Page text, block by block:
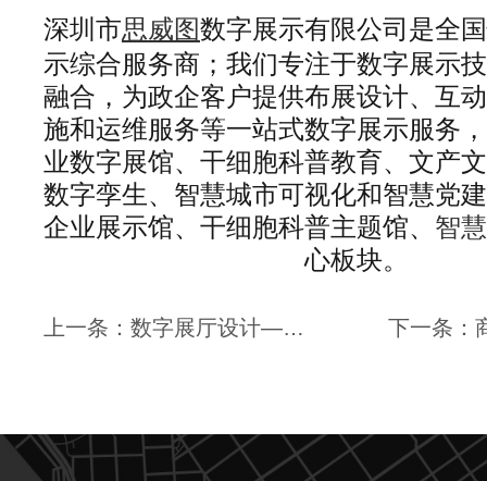
深圳市思威图数字展示有限公司是全
示综合服务商；我们专注于数字展示
融合，为政企客户提供布展设计、互
施和运维服务等一站式数字展示服务
业数字展馆、干细胞科普教育、文产
数字孪生、智慧城市可视化和智慧党
企业展示馆、干细胞科普主题馆、 智
心板块。
上一条：数字展厅设计—未来展览展示的新篇章 | 思威图数字